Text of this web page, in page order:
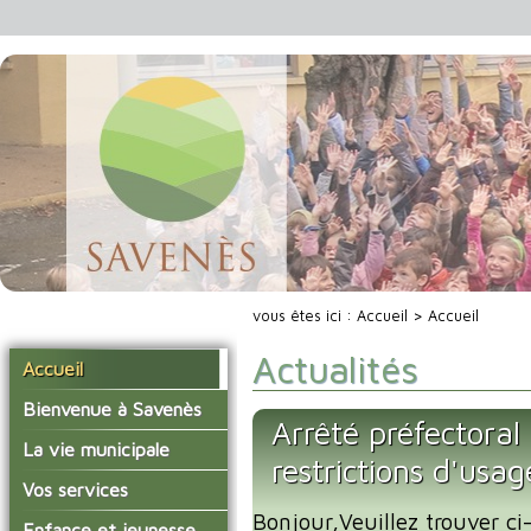
Accueil
Bienvenue à Savenès
Situer Savenès
Savenès en chiffre
L'histoire du village
La vie municipale
Vos élus
Les compte-rendus du
Vos services
La mairie
vous êtes ici : Accueil > Accueil
Actualités
Arrêté
restrictions
Bonjour,Veuillez trouver